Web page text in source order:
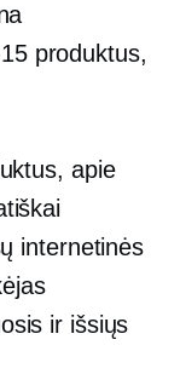
produktus,
apie
internetinės
ir išsiųs